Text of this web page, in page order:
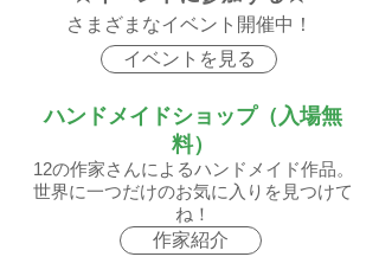
さまざまなイベント開催中！
イベントを見る
ハンドメイドショップ（入場無
料）
12の作家さんによるハンドメイド作品。
世界に一つだけのお気に入りを見つけて
ね！
作家紹介